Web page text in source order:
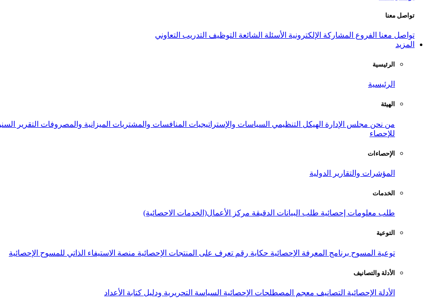
تواصل معنا
تواصل معنا الفروع المشاركة الإلكترونية الأسئلة الشائعة التوظيف التدريب التعاوني
المزيد
الرئيسية
الرئيسية
الهيئة
من نحن مجلس الإدارة الهيكل التنظيمي السياسات والإستراتيجيات المنافسات والمشتريات الميزانية والمصروفات التقرير
للإحصاء
الإحصاءات
المؤشرات والتقارير الدولية
الخدمات
طلب معلومات إحصائية طلب البيانات الدقيقة مركز الأعمال(الخدمات الاحصائية)
التوعية
توعية المسوح برنامج المعرفة الإحصائية حكاية رقم تعرف على المنتجات الإحصائية منصة الاستيفاء الذاتي للمسوح الإحصائية
الأدلة والتصانيف
الأدلة الإحصائية التصانيف معجم المصطلحات الإحصائية السياسة التحريرية ودليل كتابة الأعداد